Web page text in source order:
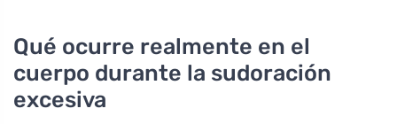
Qué ocurre realmente en el
cuerpo durante la sudoración
excesiva